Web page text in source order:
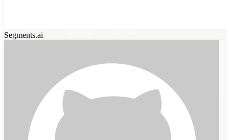
Segments.ai